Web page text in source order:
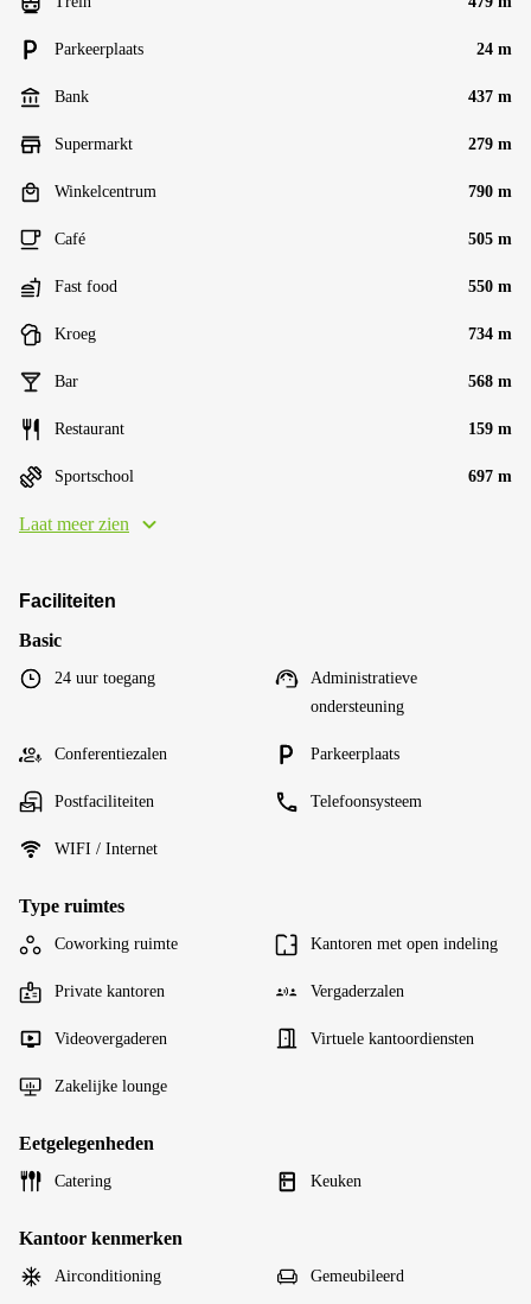
Parkeerplaats 24 m
Bank 437 m
Supermarkt 279 m
Winkelcentrum 790 m
Café 505 m
Fast food 550 m
Kroeg 734 m
Bar 568 m
Restaurant 159 m
Sportschool 697 m
Laat meer zien
Faciliteiten
Basic
24 uur toegang
Administratieve
ondersteuning
Conferentiezalen Parkeerplaats
Postfaciliteiten Telefoonsysteem
WIFI / Internet
Type ruimtes
Coworking ruimte Kantoren met open indeling
Private kantoren Vergaderzalen
Videovergaderen Virtuele kantoordiensten
Zakelijke lounge
Eetgelegenheden
Catering Keuken
Kantoor kenmerken
Airconditioning Gemeubileerd